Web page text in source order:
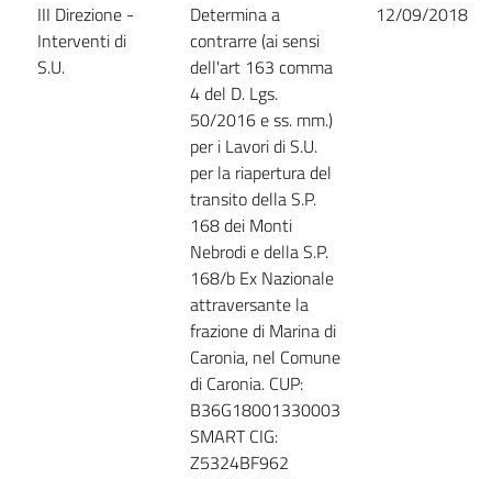
III Direzione -
Interventi di
S.U.
Determina a
contrarre (ai sensi
dell'art 163 comma
4 del D. Lgs.
50/2016 e ss. mm.)
per i Lavori di S.U.
per la riapertura del
transito della S.P.
168 dei Monti
Nebrodi e della S.P.
168/b Ex Nazionale
attraversante la
frazione di Marina di
Caronia, nel Comune
di Caronia. CUP:
B36G18001330003
SMART CIG:
Z5324BF962
12/09/2018